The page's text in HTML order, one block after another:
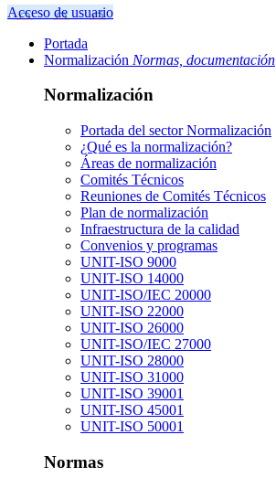
Acceso de usuario
Portada
Normalización Normas, documentación
Normalización
Portada del sectorNormalización
¿Qué es la normalización?
Áreas de normalización
Comités Técnicos
Reuniones de Comités Técnicos
Plan de normalización
Infraestructura de la calidad
Convenios y programas
UNIT-ISO 9000
UNIT-ISO 14000
UNIT-ISO/IEC 20000
UNIT-ISO 22000
UNIT-ISO 26000
UNIT-ISO/IEC 27000
UNIT-ISO 28000
UNIT-ISO 31000
UNIT-ISO 39001
UNIT-ISO 45001
UNIT-ISO 50001
Normas